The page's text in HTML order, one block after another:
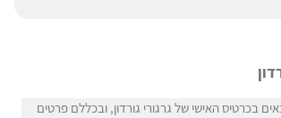
בכרטיס האישי של גרגורי גורדון, ובכללם פרטים